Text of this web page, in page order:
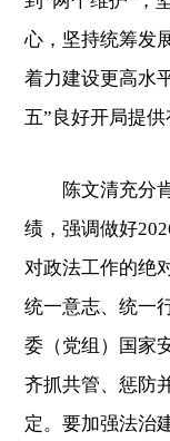
心，坚持统筹发
着力建设更高水
五”良好开局提供
陈文清充分肯
绩，强调做好
对政法工作的绝
统一意志、统一
委（党组）国家
齐抓共管、惩防
定。要加强法治